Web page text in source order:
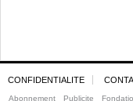
CONFIDENTIALITE
Abonnement Publicite